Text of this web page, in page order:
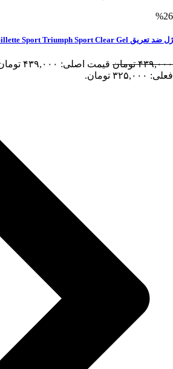
%26
ژل ضد تعریق Gillette Sport Triumph Sport Clear Gel
۴۳۹,۰۰۰ تومان قیمت اصلی: ۴۳۹,۰۰۰ تومان بود.
فعلی: ۳۲۵,۰۰۰ تومان.